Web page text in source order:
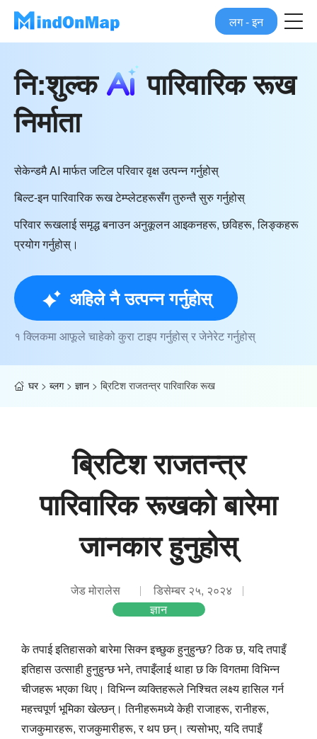
लग - इन
नि:शुल्क
पारिवारिक रूख
निर्माता
सेकेन्डमै AI मार्फत जटिल परिवार वृक्ष उत्पन्न गर्नुहोस्
बिल्ट-इन पारिवारिक रूख टेम्प्लेटहरूसँग तुरुन्तै सुरु गर्नुहोस्
परिवार रूखलाई समृद्ध बनाउन अनुकूलन आइकनहरू, छविहरू, लिङ्कहरू
प्रयोग गर्नुहोस्।
अहिले नै उत्पन्न गर्नुहोस्
१ क्लिकमा आफूले चाहेको कुरा टाइप गर्नुहोस् र जेनेरेट गर्नुहोस्
घर> ब्लग> ज्ञान > ब्रिटिश राजतन्त्र पारिवारिक रूख
ब्रिटिश राजतन्त्र
पारिवारिक रूखको बारेमा
जानकार हुनुहोस्
जेड मोरालेस
डिसेम्बर २५, २०२४
ज्ञान
के तपाई इतिहासको बारेमा सिक्न इच्छुक हुनुहुन्छ? ठिक छ, यदि तपाइँ
इतिहास उत्साही हुनुहुन्छ भने, तपाइँलाई थाहा छ कि विगतमा विभिन्न
चीजहरू भएका थिए। विभिन्न व्यक्तिहरूले निश्चित लक्ष्य हासिल गर्न
महत्त्वपूर्ण भूमिका खेल्छन्। तिनीहरूमध्ये केही राजाहरू, रानीहरू,
राजकुमारहरू, राजकुमारीहरू, र थप छन्। त्यसोभए, यदि तपाइँ